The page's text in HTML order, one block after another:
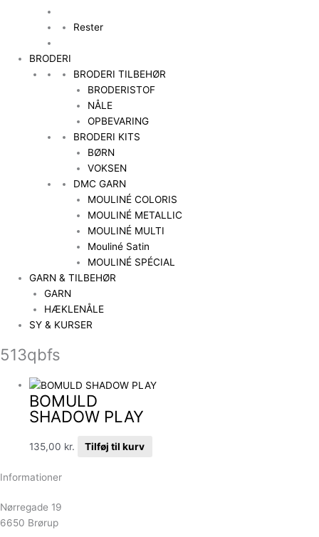
Rester
BRODERI
BRODERI TILBEHØR
BRODERISTOF
NÅLE
OPBEVARING
BRODERI KITS
BØRN
VOKSEN
DMC GARN
MOULINÉ COLORIS
MOULINÉ METALLIC
MOULINÉ MULTI
Mouliné Satin
MOULINÉ SPÉCIAL
GARN & TILBEHØR
GARN
HÆKLENÅLE
SY & KURSER
513qbfs
BOMULD
SHADOW PLAY
135,00 kr. Tilføj til kurv
Informationer
Nørregade 19
6650 Brørup